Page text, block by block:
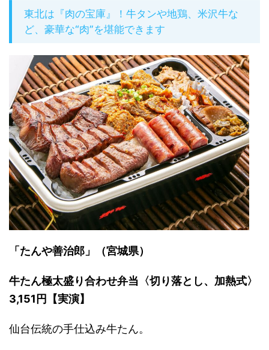
東北は『肉の宝庫』！牛タンや地鶏、米沢牛な
ど、豪華な“肉”を堪能できます
「たんや善治郎」（宮城県）
牛たん極太盛り合わせ弁当〈切り落とし、加熱式〉
3,151円【実演】
仙台伝統の手仕込み牛たん。